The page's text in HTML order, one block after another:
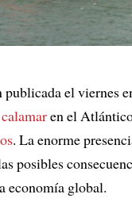
el viernes
en el
. La enorme
posibles
economía global.